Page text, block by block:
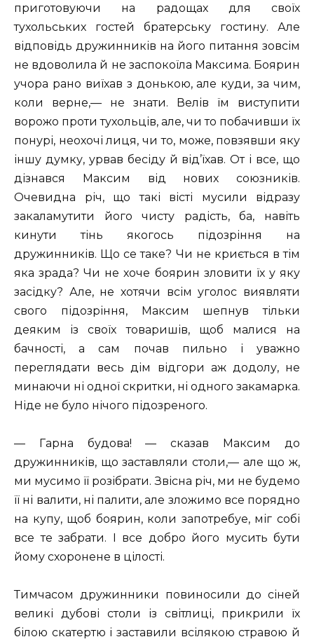
приготовуючи на радощах для своїх
тухольських гостей братерську гостину. Але
відповідь дружинників на його питання зовсім
не вдоволила й не заспокоїла Максима. Боярин
учора рано виїхав з донькою, але куди, за чим,
коли верне,— не знати. Велів їм виступити
ворожо проти тухольців, але, чи то побачивши їх
понурі, неохочі лиця, чи то, може, повзявши яку
іншу думку, урвав бесіду й від’їхав. От і все, що
дізнався Максим від нових союзників.
Очевидна річ, що такі вісті мусили відразу
закаламутити його чисту радість, ба, навіть
кинути тінь якогось підозріння на
дружинників. Що се таке? Чи не криється в тім
яка зрада? Чи не хоче боярин зловити їх у яку
засідку? Але, не хотячи всім уголос виявляти
свого підозріння, Максим шепнув тільки
деяким із своїх товаришів, щоб малися на
бачності, а сам почав пильно і уважно
переглядати весь дім відгори аж додолу, не
минаючи ні одної скритки, ні одного закамарка.
Ніде не було нічого підозреного.
— Гарна будова! — сказав Максим до
дружинників, що заставляли столи,— але що ж,
ми мусимо її розібрати. Звісна річ, ми не будемо
її ні валити, ні палити, але зложимо все порядно
на купу, щоб боярин, коли запотребуе, міг собі
все те забрати. І все добро його мусить бути
йому схоронене в цілості.
Тимчасом дружинники повиносили до сіней
великі дубові столи із світлиці, прикрили їх
білою скатертю і заставили всілякою стравою й